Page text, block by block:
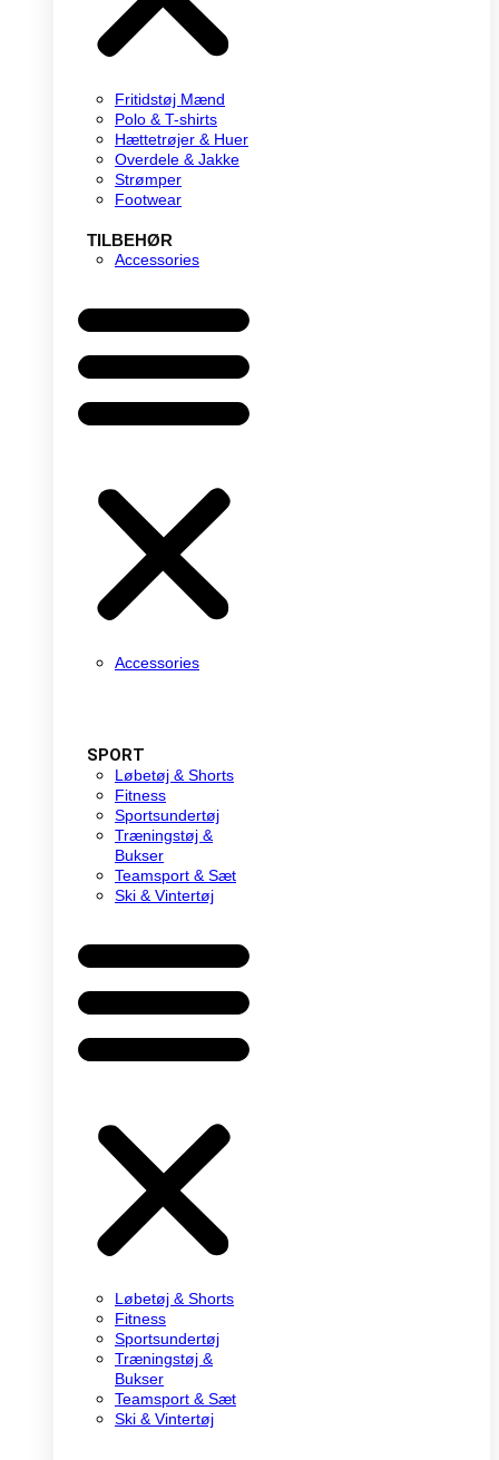
Fritidstøj Mænd
Polo & T-shirts
Hættetrøjer & Huer
Overdele & Jakke
Strømper
Footwear
TILBEHØR
Accessories
Accessories
SPORT
Løbetøj & Shorts
Fitness
Sportsundertøj
Træningstøj &
Bukser
Teamsport & Sæt
Ski & Vintertøj
Løbetøj & Shorts
Fitness
Sportsundertøj
Træningstøj &
Bukser
Teamsport & Sæt
Ski & Vintertøj